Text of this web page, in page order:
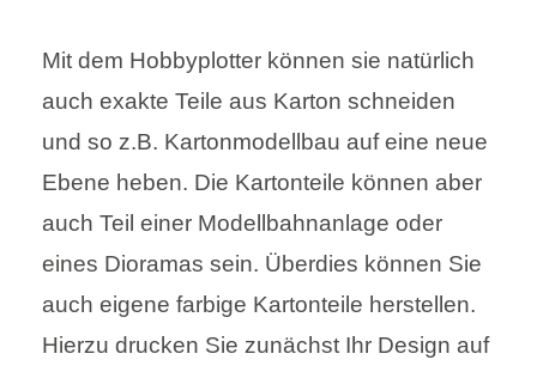
Mit dem Hobbyplotter können sie natürlich
auch exakte Teile aus Karton schneiden
und so z.B. Kartonmodellbau auf eine neue
Ebene heben. Die Kartonteile können aber
auch Teil einer Modellbahnanlage oder
eines Dioramas sein. Überdies können Sie
auch eigene farbige Kartonteile herstellen.
Hierzu drucken Sie zunächst Ihr Design auf